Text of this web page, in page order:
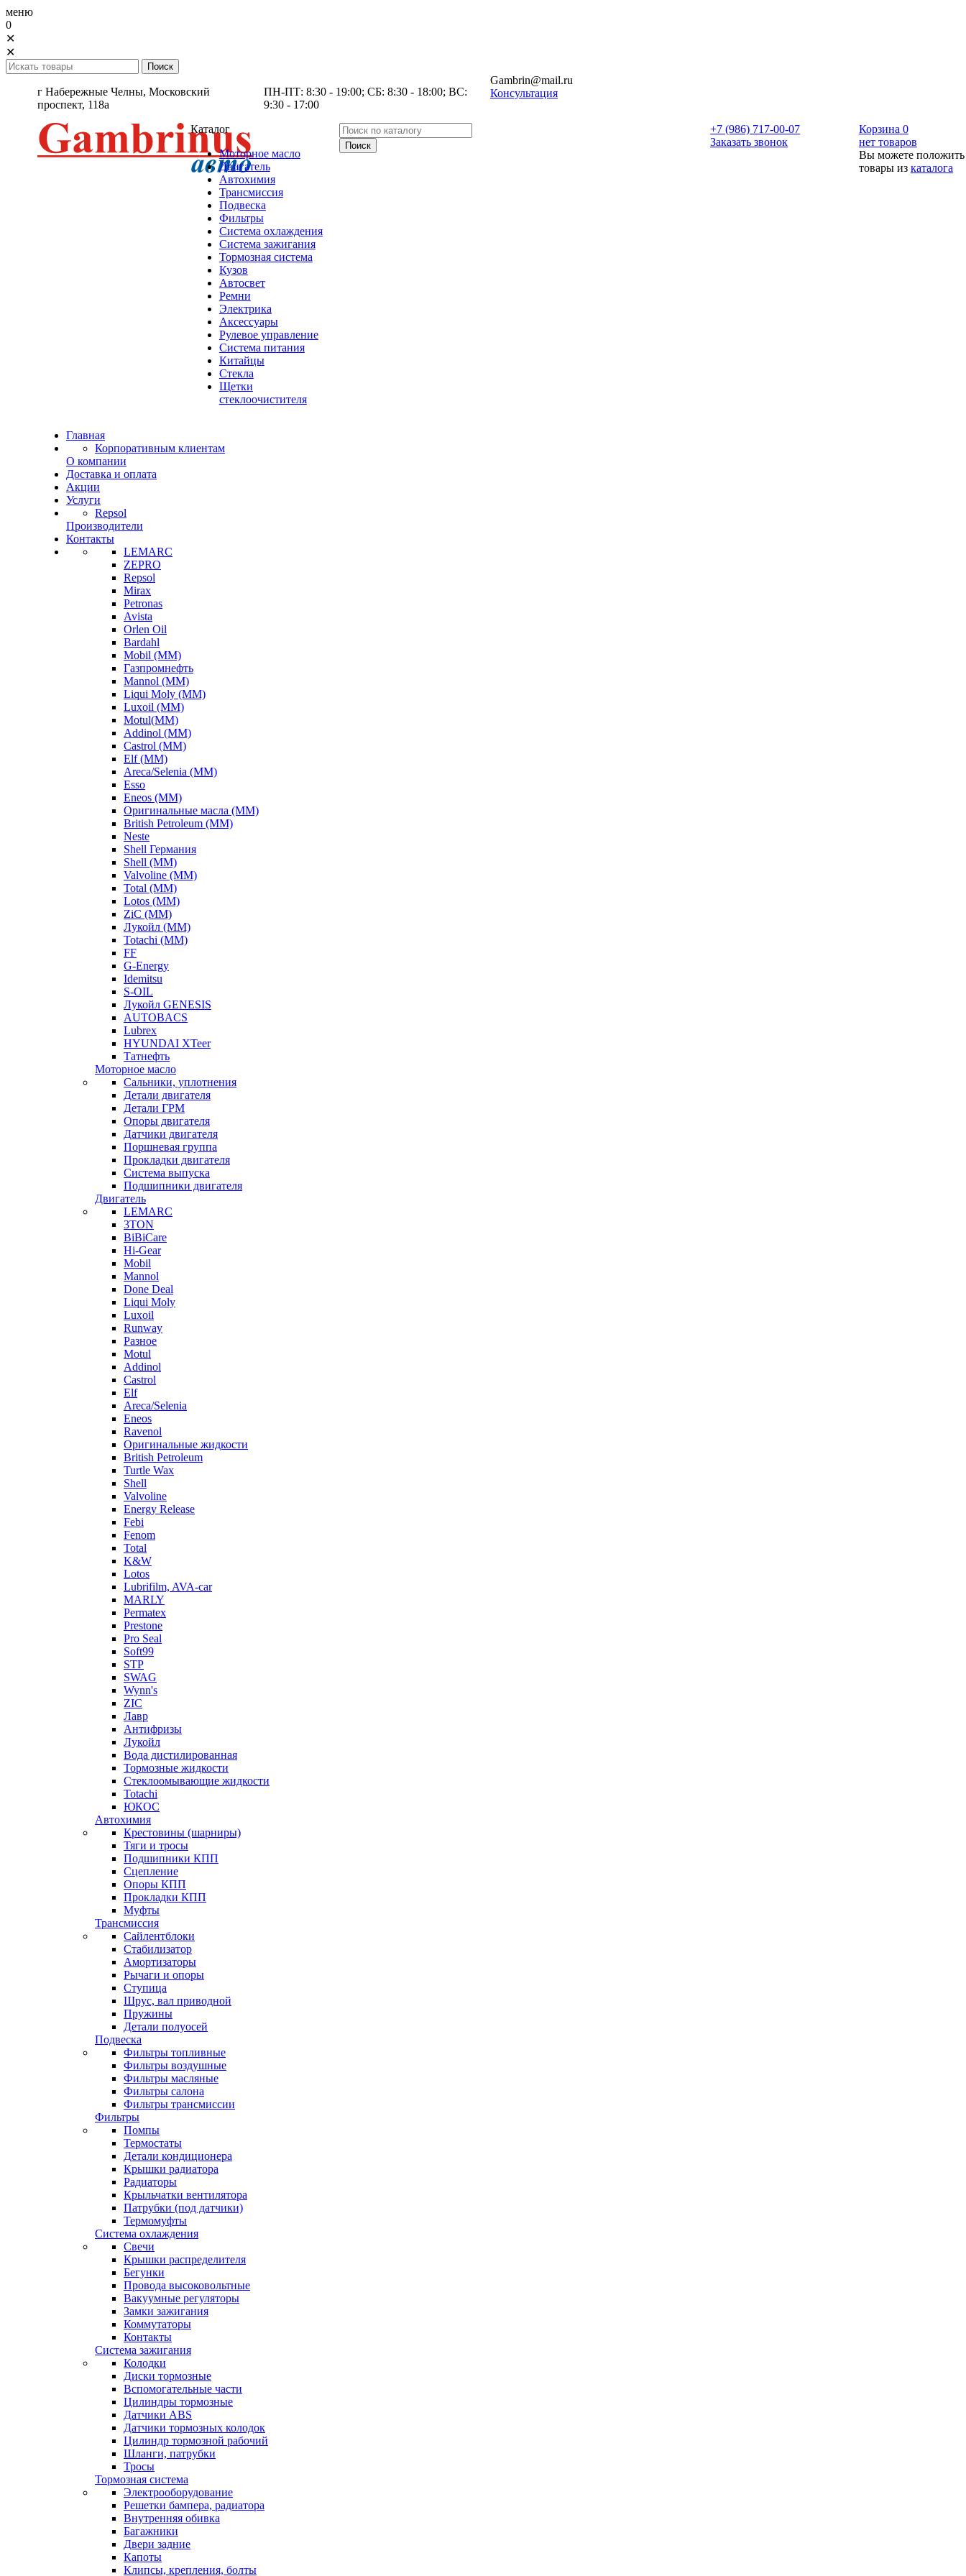
меню
0
✕
✕
г Набережные Челны, Московский
проспект, 118а
ПН-ПТ: 8:30 - 19:00; СБ: 8:30 - 18:00; ВС:
9:30 - 17:00
Gambrin@mail.ru
Консультация
Каталог
Моторное масло
Двигатель
Автохимия
Трансмиссия
Подвеска
Фильтры
Система охлаждения
Система зажигания
Тормозная система
Кузов
Автосвет
Ремни
Электрика
Аксессуары
Рулевое управление
Система питания
Китайцы
Стекла
Щетки
стеклоочистителя
+7 (986) 717-00-07
Заказать звонок
Корзина 0
нет товаров
Вы можете положить
товары из каталога
Главная
Корпоративным клиентам
О компании
Доставка и оплата
Акции
Услуги
Repsol
Производители
Контакты
LEMARC
ZEPRO
Repsol
Mirax
Petronas
Avista
Orlen Oil
Bardahl
Mobil (ММ)
Газпромнефть
Mannol (ММ)
Liqui Moly (ММ)
Luxoil (ММ)
Motul(ММ)
Addinol (ММ)
Castrol (ММ)
Elf (ММ)
Areca/Selenia (ММ)
Esso
Eneos (ММ)
Оригинальные масла (ММ)
British Petroleum (ММ)
Neste
Shell Германия
Shell (ММ)
Valvoline (ММ)
Total (ММ)
Lotos (ММ)
ZiC (ММ)
Лукойл (ММ)
Totachi (MM)
FF
G-Energy
Idemitsu
S-OIL
Лукойл GENESIS
AUTOBACS
Lubrex
HYUNDAI XTeer
Татнефть
Моторное масло
Сальники, уплотнения
Детали двигателя
Детали ГРМ
Опоры двигателя
Датчики двигателя
Поршневая группа
Прокладки двигателя
Система выпуска
Подшипники двигателя
Двигатель
LEMARC
3TON
BiBiCare
Hi-Gear
Mobil
Mannol
Done Deal
Liqui Moly
Luxoil
Runway
Разное
Motul
Addinol
Castrol
Elf
Areca/Selenia
Eneos
Ravenol
Оригинальные жидкости
British Petroleum
Turtle Wax
Shell
Valvoline
Energy Release
Febi
Fenom
Total
K&W
Lotos
Lubrifilm, AVA-car
MARLY
Permatex
Prestone
Pro Seal
Soft99
STP
SWAG
Wynn's
ZIC
Лавр
Антифризы
Лукойл
Вода дистилированная
Тормозные жидкости
Стеклоомывающие жидкости
Totachi
ЮКОС
Автохимия
Крестовины (шарниры)
Тяги и тросы
Подшипники КПП
Сцепление
Опоры КПП
Прокладки КПП
Муфты
Трансмиссия
Сайлентблоки
Стабилизатор
Амортизаторы
Рычаги и опоры
Ступица
Шрус, вал приводной
Пружины
Детали полуосей
Подвеска
Фильтры топливные
Фильтры воздушные
Фильтры масляные
Фильтры салона
Фильтры трансмиссии
Фильтры
Помпы
Термостаты
Детали кондиционера
Крышки радиатора
Радиаторы
Крыльчатки вентилятора
Патрубки (под датчики)
Термомуфты
Система охлаждения
Свечи
Крышки распределителя
Бегунки
Провода высоковольтные
Вакуумные регуляторы
Замки зажигания
Коммутаторы
Контакты
Система зажигания
Колодки
Диски тормозные
Вспомогательные части
Цилиндры тормозные
Датчики ABS
Датчики тормозных колодок
Цилиндр тормозной рабочий
Шланги, патрубки
Тросы
Тормозная система
Электрооборудование
Решетки бампера, радиатора
Внутренняя обивка
Багажники
Двери задние
Капоты
Клипсы, крепления, болты